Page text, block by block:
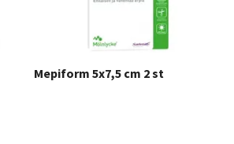
Mepiform 5x7,5 cm 2 st